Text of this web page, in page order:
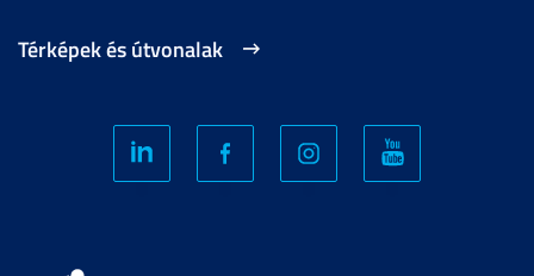
Térképek és útvonalak